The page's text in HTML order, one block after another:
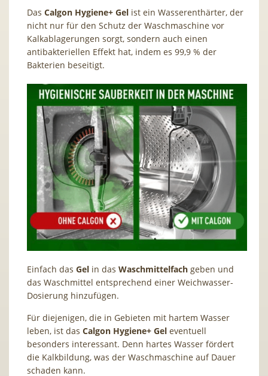
Das Calgon Hygiene+ Gel ist ein Wasserenthärter, der
nicht nur für den Schutz der Waschmaschine vor
Kalkablagerungen sorgt, sondern auch einen
antibakteriellen Effekt hat, indem es 99,9 % der
Bakterien beseitigt.
Einfach das Gel in das Waschmittelfach geben und
das Waschmittel entsprechend einer Weichwasser-
Dosierung hinzufügen.
Für diejenigen, die in Gebieten mit hartem Wasser
leben, ist das Calgon Hygiene+ Gel eventuell
besonders interessant. Denn hartes Wasser fördert
die Kalkbildung, was der Waschmaschine auf Dauer
schaden kann.